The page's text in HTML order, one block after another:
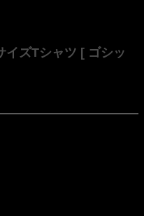
イズTシャツ [ ゴシッ